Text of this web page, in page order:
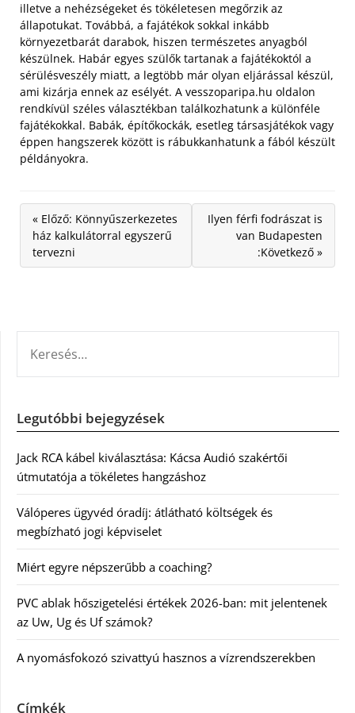
illetve a nehézségeket és tökéletesen megőrzik az
állapotukat. Továbbá, a fajátékok sokkal inkább
környezetbarát darabok, hiszen természetes anyagból
készülnek. Habár egyes szülők tartanak a fajátékoktól a
sérülésveszély miatt, a legtöbb már olyan eljárással készül,
ami kizárja ennek az esélyét. A vesszoparipa.hu oldalon
rendkívül széles választékban találkozhatunk a különféle
fajátékokkal. Babák, építőkockák, esetleg társasjátékok vagy
éppen hangszerek között is rábukkanhatunk a fából készült
példányokra.
« Előző: Könnyűszerkezetes
ház kalkulátorral egyszerű
tervezni
Ilyen férfi fodrászat is
van Budapesten
:Következő »
Legutóbbi bejegyzések
Jack RCA kábel kiválasztása: Kácsa Audió szakértői
útmutatója a tökéletes hangzáshoz
Válóperes ügyvéd óradíj: átlátható költségek és
megbízható jogi képviselet
Miért egyre népszerűbb a coaching?
PVC ablak hőszigetelési értékek 2026-ban: mit jelentenek
az Uw, Ug és Uf számok?
A nyomásfokozó szivattyú hasznos a vízrendszerekben
Címkék